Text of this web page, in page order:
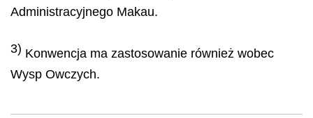
Administracyjnego Makau.
3) Konwencja ma zastosowanie również wobec
Wysp Owczych.